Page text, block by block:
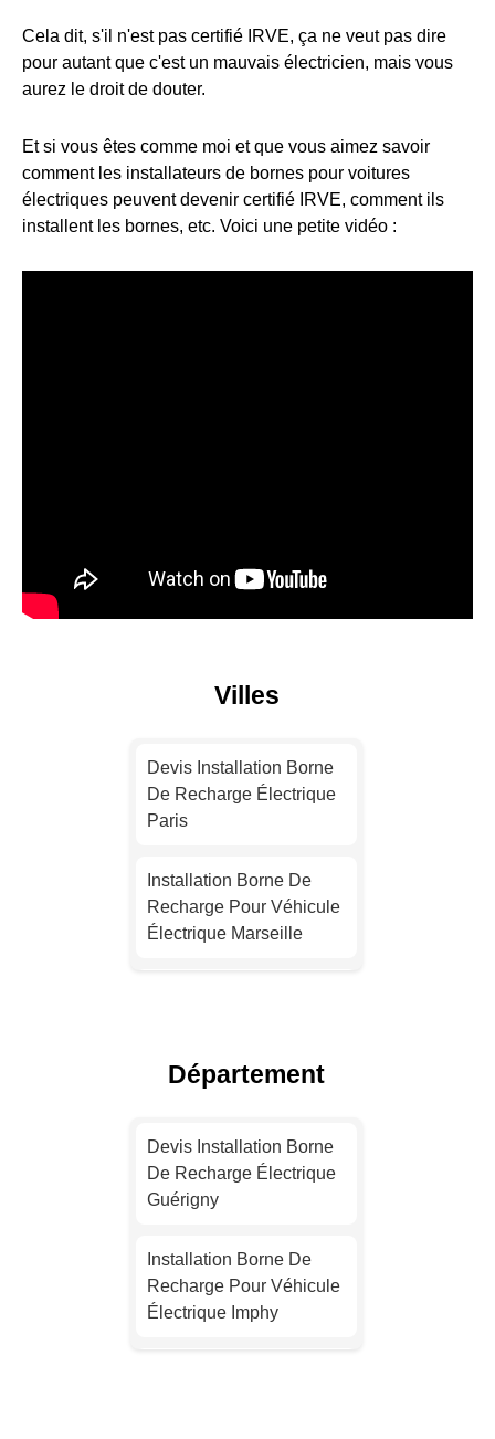
Cela dit, s'il n'est pas certifié IRVE, ça ne veut pas dire
pour autant que c'est un mauvais électricien, mais vous
aurez le droit de douter.
Et si vous êtes comme moi et que vous aimez savoir
comment les installateurs de bornes pour voitures
électriques peuvent devenir certifié IRVE, comment ils
installent les bornes, etc. Voici une petite vidéo :
Villes
Devis Installation Borne
De Recharge Électrique
Paris
Installation Borne De
Recharge Pour Véhicule
Électrique Marseille
Toulouse
Électrique Nice
Département
Devis Installation Borne
De Recharge Électrique
Guérigny
Installation Borne De
Recharge Pour Véhicule
Électrique Imphy